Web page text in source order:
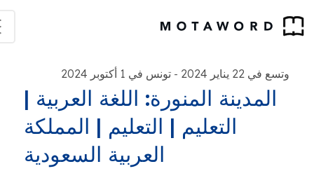
يناير 2024 - تونس في 1 أكتوبر 2024
المنورة: اللغة العربية |
التعليم | التعليم | المملكة
العربية السعودية